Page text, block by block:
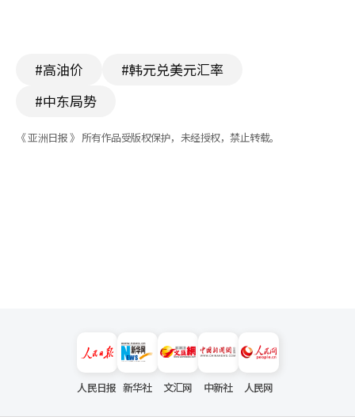
#高油价
#韩元兑美元汇率
#中东局势
《 亚洲日报 》 所有作品受版权保护，未经授权，禁止转载。
人民日报 新华社 文汇网 中新社 人民网